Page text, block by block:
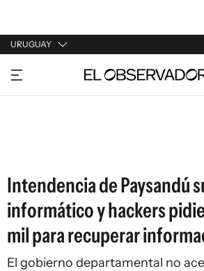
URUGUAY
URUGUAY
ARGENTINA
Intendencia de Paysandú
informático y hackers
mil para recuperar
El gobierno departamental no